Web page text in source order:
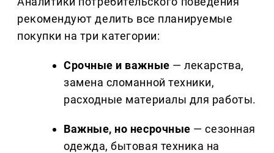
рекомендуют делить все планируемые
покупки на три категории:
Срочные и важные — лекарства,
замена сломанной техники,
расходные материалы для работы.
Важные, но несрочные — сезонная
одежда, бытовая техника на